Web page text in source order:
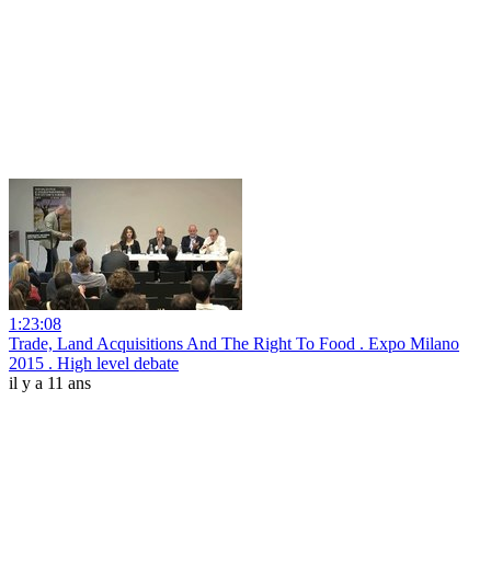
1:23:08
Trade, Land Acquisitions And The Right To Food . Expo Milano
2015 . High level debate
il y a 11 ans